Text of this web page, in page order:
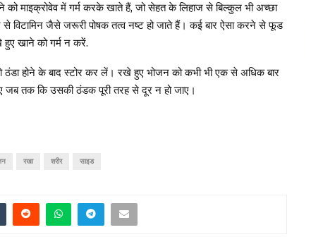
माइक्रोवेव में गर्म करके खाते हैं, जो सेहत के लिहाज से बिल्कुल भी अच्छा
से विटामिन जैसे जरूरी पोषक तत्व नष्ट हो जाते हैं। कई बार ऐसा करने से फूड
हुए खाने को गर्म न करें.
होने के बाद स्टोर कर लें। रखे हुए भोजन को कभी भी एक से अधिक बार
जब तक कि उसकी ठंडक पूरी तरह से दूर न हो जाए।
रखा शरीर साइड